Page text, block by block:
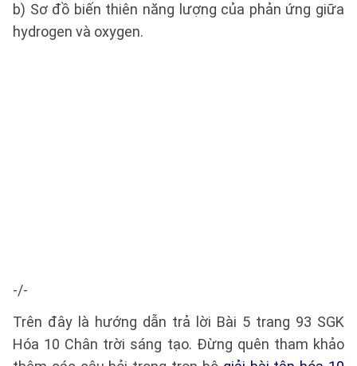
b) Sơ đồ biến thiên năng lượng của phản ứng giữa
hydrogen và oxygen.
-/-
Trên đây là hướng dẫn trả lời Bài 5 trang 93 SGK
Hóa 10 Chân trời sáng tạo. Đừng quên tham khảo